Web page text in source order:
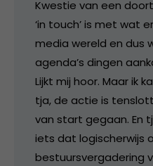
Kwestie van een
‘in touch’ is met wat
media wereld en dus
agenda’s dingen
Lijkt mij hoor. Maar ik
tja, de actie is
van start gegaan. En
iets dat logischerwijs
bestuursvergadering